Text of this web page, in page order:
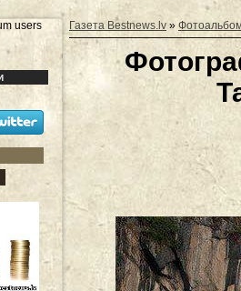
users
Газета Bestnews.lv»